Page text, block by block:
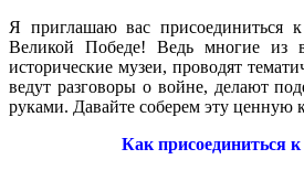
Я приглашаю вас присоединиться
Великой Победе! Ведь многие из
исторические музеи, проводят
ведут разговоры о войне, делают
руками. Давайте соберем эту ценную
Как присоединиться к